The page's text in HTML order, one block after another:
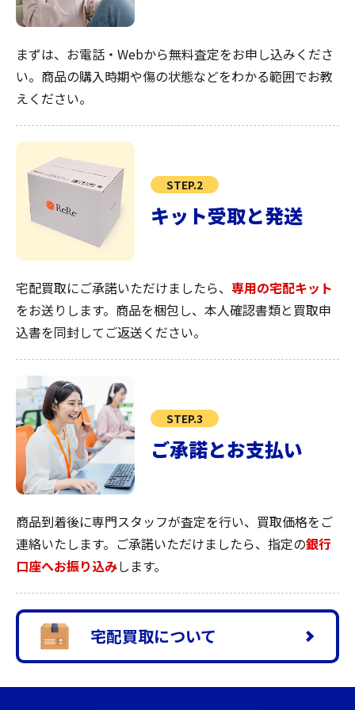
まずは、お電話・Webから無料査定をお申し込みくださ
い。商品の購入時期や傷の状態などをわかる範囲でお教
えください。
STEP.2
キット受取と発送
宅配買取にご承諾いただけましたら、 専用の宅配キット
をお送りします。商品を梱包し、本人確認書類と買取申
込書を同封してご返送ください。
STEP.3
ご承諾とお支払い
商品到着後に専門スタッフが査定を行い、買取価格をご
連絡いたします。ご承諾いただけましたら、指定の銀行
口座へお振り込みします。
宅配買取について